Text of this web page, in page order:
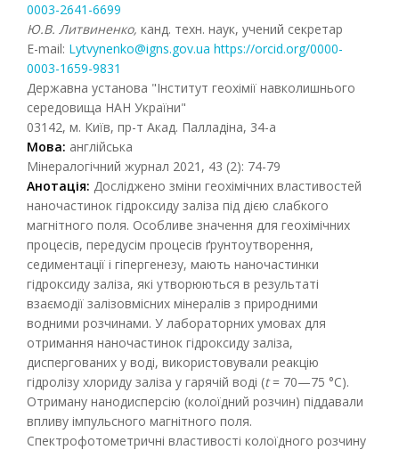
0003-2641-6699
Ю.В. Литвиненко, канд. техн. наук, учений секретар
E-mail: Lytvynenko@igns.gov.ua https://orcid.org/0000-
0003-1659-9831
Державна установа "Інститут геохімії навколишнього
середовища НАН України"
03142, м. Київ, пр-т Акад. Палладіна, 34-а
Мова: англійська
Мінералогічний журнал 2021, 43 (2): 74-79
Анотація: Досліджено зміни геохімічних властивостей
наночастинок гідроксиду заліза під дією слабкого
магнітного поля. Особливе значення для геохімічних
процесів, передусім процесів ґрунтоутворення,
седиментації і гіпергенезу, мають наночастинки
гідроксиду заліза, які утворюються в результаті
взаємодії залізовмісних мінералів з природними
водними розчинами. У лабораторних умовах для
отримання наночастинок гідроксиду заліза,
диспергованих у воді, використовували реакцію
гідролізу хлориду заліза у гарячій воді (t= 70—75 °С).
Отриману нанодисперсію (колоїдний розчин) піддавали
впливу імпульсного магнітного поля.
Спектрофотометричні властивості колоїдного розчину